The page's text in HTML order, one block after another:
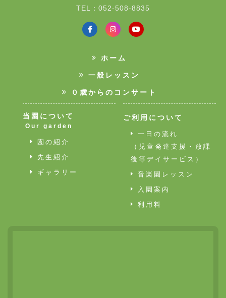
TEL：052-508-8835
ホーム
一般レッスン
０歳からのコンサート
当園について
Our garden
園の紹介
先生紹介
ギャラリー
ご利用について
一日の流れ
（児童発達支援・放課
後等デイサービス）
音楽園レッスン
入園案内
利用料